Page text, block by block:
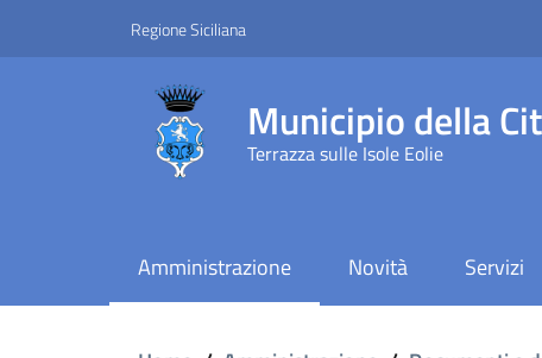
Regione Siciliana
Municipio della
Terrazza sulle Isole Eolie
Amministrazione Novità Servizi